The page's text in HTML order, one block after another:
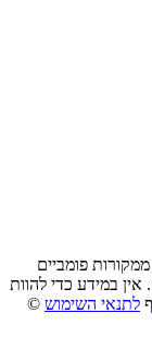
פומביים
אין במידע כדי להוות
לתנאי השימוש ©